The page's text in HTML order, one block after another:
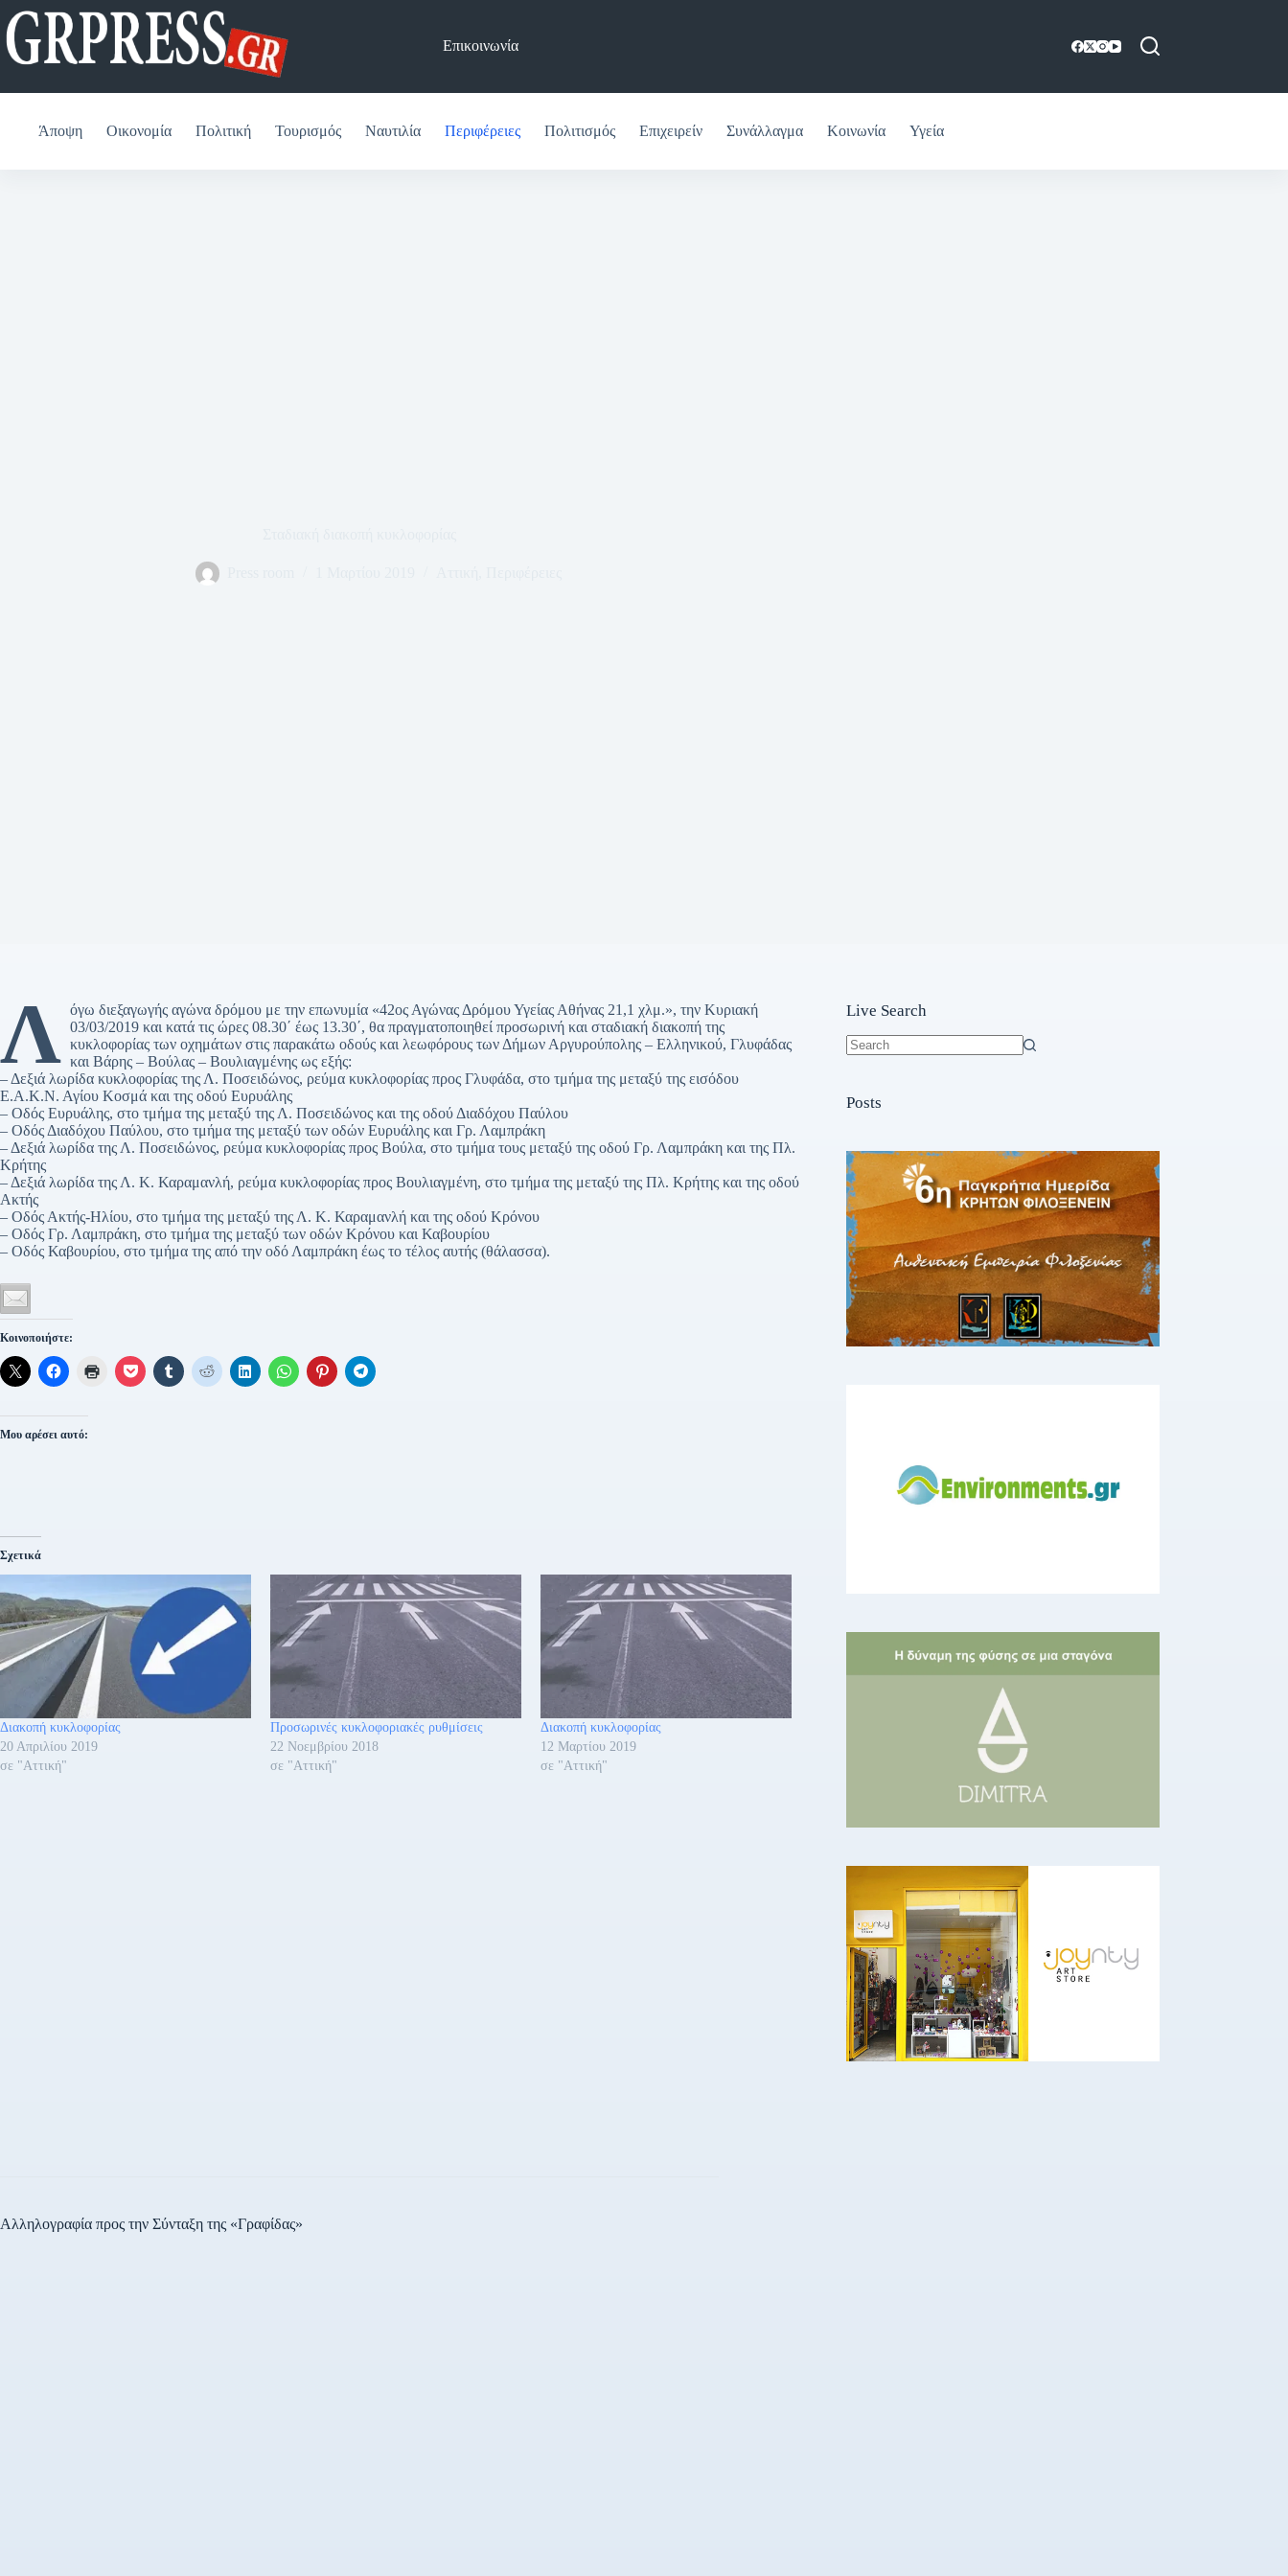
Μετάβαση
στο
περιεχόμενο
Επικοινωνία
Άποψη Οικονομία Πολιτική Τουρισμός Ναυτιλία Περιφέρειες Πολιτισμός Επιχειρείν Συνάλλαγμα Κοινωνία Υγεία
Λ όγω διεξαγωγής αγώνα δρόμου με την επωνυμία «42ος Αγώνας Δρόμου Υγείας Αθήνας 21,1 χλμ.», την Κυριακή
03/03/2019 και κατά τις ώρες 08.30΄ έως 13.30΄, θα πραγματοποιηθεί προσωρινή και σταδιακή διακοπή της
κυκλοφορίας των οχημάτων στις παρακάτω οδούς και λεωφόρους των Δήμων Αργυρούπολης – Ελληνικού, Γλυφάδας
και Βάρης – Βούλας – Βουλιαγμένης ως εξής:
– Δεξιά λωρίδα κυκλοφορίας της Λ. Ποσειδώνος, ρεύμα κυκλοφορίας προς Γλυφάδα, στο τμήμα της μεταξύ της εισόδου
Ε.Α.Κ.Ν. Αγίου Κοσμά και της οδού Ευρυάλης
– Οδός Ευρυάλης, στο τμήμα της μεταξύ της Λ. Ποσειδώνος και της οδού Διαδόχου Παύλου
– Οδός Διαδόχου Παύλου, στο τμήμα της μεταξύ των οδών Ευρυάλης και Γρ. Λαμπράκη
– Δεξιά λωρίδα της Λ. Ποσειδώνος, ρεύμα κυκλοφορίας προς Βούλα, στο τμήμα τους μεταξύ της οδού Γρ. Λαμπράκη και της Πλ.
Κρήτης
– Δεξιά λωρίδα της Λ. Κ. Καραμανλή, ρεύμα κυκλοφορίας προς Βουλιαγμένη, στο τμήμα της μεταξύ της Πλ. Κρήτης και της οδού
Ακτής
– Οδός Ακτής-Ηλίου, στο τμήμα της μεταξύ της Λ. Κ. Καραμανλή και της οδού Κρόνου
– Οδός Γρ. Λαμπράκη, στο τμήμα της μεταξύ των οδών Κρόνου και Καβουρίου
– Οδός Καβουρίου, στο τμήμα της από την οδό Λαμπράκη έως το τέλος αυτής (θάλασσα).
Κοινοποιήστε:
Μου αρέσει αυτό:
Σχετικά
Διακοπή κυκλοφορίας
20 Απριλίου 2019
σε "Αττική"
Προσωρινές κυκλοφοριακές ρυθμίσεις
22 Νοεμβρίου 2018
σε "Αττική"
Διακοπή κυκλοφορίας
12 Μαρτίου 2019
σε "Αττική"
Live Search
Posts
Αλληλογραφία προς την Σύνταξη της «Γραφίδας»